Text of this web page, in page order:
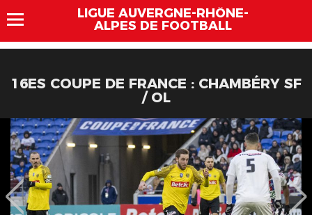
LIGUE AUVERGNE-RHÔNE-
ALPES DE FOOTBALL
16ES COUPE DE FRANCE : CHAMBÉRY SF
/ OL